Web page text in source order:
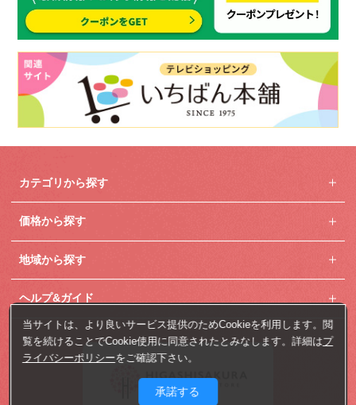
カテゴリから探す
価格から探す
地域から探す
ヘルプ&ガイド
当サイトは、より良いサービス提供のためCookieを利用します。閲
覧を続けることでCookie使用に同意されたとみなします。詳細はプ
ライバシーポリシーをご確認下さい。
承諾する